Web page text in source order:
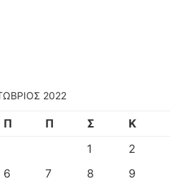
2022
Π Π Σ
Κ
1
2
6 7 8
9